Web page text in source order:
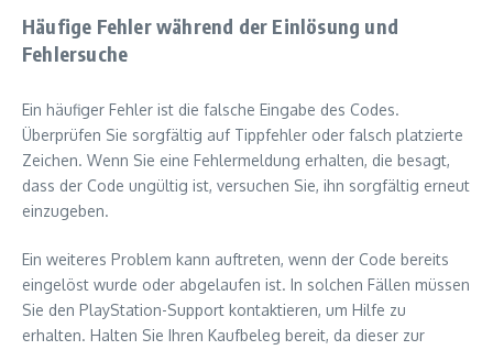
Häufige Fehler während der Einlösung und
Fehlersuche
Ein häufiger Fehler ist die falsche Eingabe des Codes.
Überprüfen Sie sorgfältig auf Tippfehler oder falsch platzierte
Zeichen. Wenn Sie eine Fehlermeldung erhalten, die besagt,
dass der Code ungültig ist, versuchen Sie, ihn sorgfältig erneut
einzugeben.
Ein weiteres Problem kann auftreten, wenn der Code bereits
eingelöst wurde oder abgelaufen ist. In solchen Fällen müssen
Sie den PlayStation-Support kontaktieren, um Hilfe zu
erhalten. Halten Sie Ihren Kaufbeleg bereit, da dieser zur